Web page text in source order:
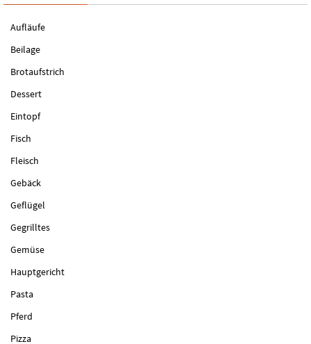
Aufläufe
Beilage
Brotaufstrich
Dessert
Eintopf
Fisch
Fleisch
Gebäck
Geflügel
Gegrilltes
Gemüse
Hauptgericht
Pasta
Pferd
Pizza